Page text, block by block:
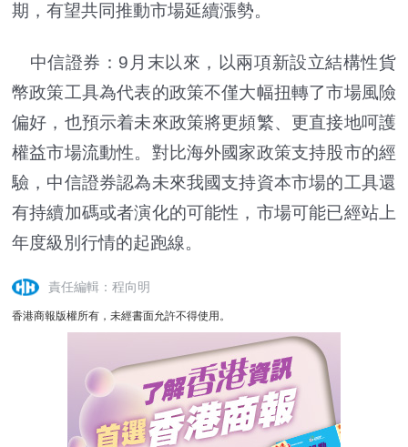
期，有望共同推動市場延續漲勢。
中信證券：9月末以來，以兩項新設立結構性貨
幣政策工具為代表的政策不僅大幅扭轉了市場風險
偏好，也預示着未來政策將更頻繁、更直接地呵護
權益市場流動性。對比海外國家政策支持股市的經
驗，中信證券認為未來我國支持資本市場的工具還
有持續加碼或者演化的可能性，市場可能已經站上
年度級別行情的起跑線。
責任編輯：程向明
香港商報版權所有，未經書面允許不得使用。